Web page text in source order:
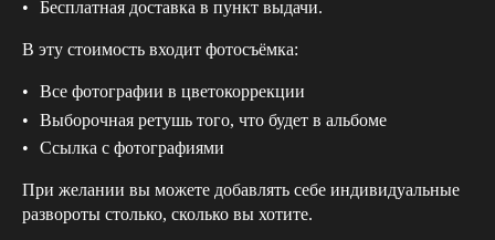
Бесплатная доставка в пункт выдачи.
В эту стоимость входит фотосъёмка:
Все фотографии в цветокоррекции
Выборочная ретушь того, что будет в альбоме
Ссылка с фотографиями
При желании вы можете добавлять себе индивидуальные
развороты столько, сколько вы хотите.